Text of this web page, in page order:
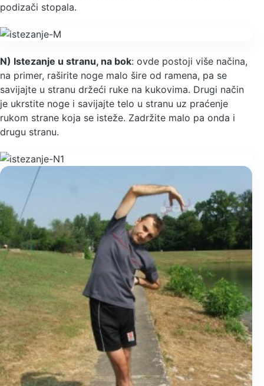
podizači stopala.
N) Istezanje u stranu, na bok: ovde postoji više načina,
na primer, raširite noge malo šire od ramena, pa se
savijajte u stranu držeći ruke na kukovima. Drugi način
je ukrstite noge i savijajte telo u stranu uz praćenje
rukom strane koja se isteže. Zadržite malo pa onda i
drugu stranu.